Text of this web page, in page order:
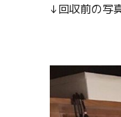
↓回収前の写